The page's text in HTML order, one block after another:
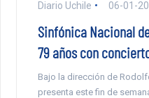
Diario Uchile 06-01-
Sinfónica Nacional
79 años con
Bajo la dirección de
presenta este fin de